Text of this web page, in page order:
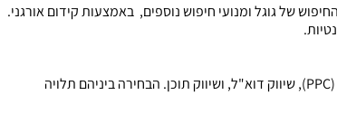
של גוגל ומנועי חיפוש נוספים, באמצעות קידום אורגני.
כולל שימוש בערוצים נוספים כמו רשתות חברתיות, פרסום ממומן (PPC), שיווק דוא"ל, ושיווק תוכן. הבחירה ביניהם תלויה